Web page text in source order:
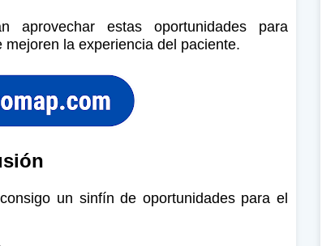
aprovechar estas oportunidades para
la experiencia del paciente.
un sinfín de oportunidades para el